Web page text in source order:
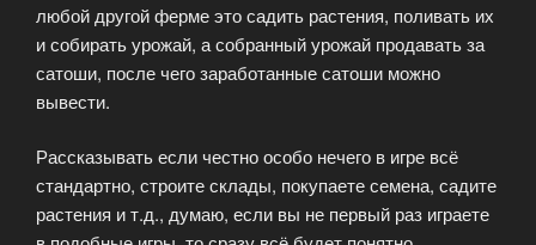
любой другой ферме это садить растения, поливать их
и собирать урожай, а собранный урожай продавать за
сатоши, после чего заработанные сатоши можно
вывести.
Рассказывать если честно особо нечего в игре всё
стандартно, строите склады, покупаете семена, садите
растения и т.д., думаю, если вы не первый раз играете